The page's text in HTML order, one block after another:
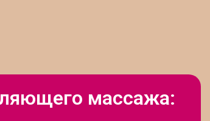
массажа: